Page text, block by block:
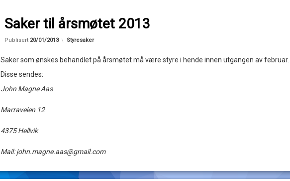
Saker til årsmøtet 2013
Publisert 20/01/2013 Kategorier:
Styresaker
Saker som ønskes behandlet på årsmøtet må være styre i hende innen utgangen av februar.
Disse sendes:
John Magne Aas
Marraveien 12
4375 Hellvik
Mail: john.magne.aas@gmail.com